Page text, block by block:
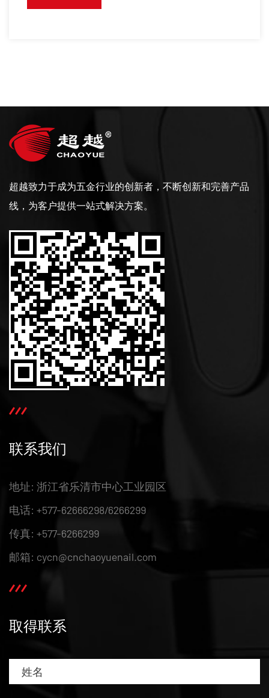
超越致力于成为五金行业的创新者，不断创新和完善产品
线，为客户提供一站式解决方案。
联系我们
地址: 浙江省乐清市中心工业园区
电话: +577-62666298/6266299
传真: +577-6266299
邮箱: cycn@cnchaoyuenail.com
取得联系